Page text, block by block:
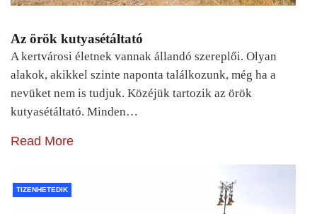
Az örök kutyasétáltató
A kertvárosi életnek vannak állandó szereplői. Olyan
alakok, akikkel szinte naponta találkozunk, még ha a
nevüket nem is tudjuk. Közéjük tartozik az örök
kutyasétáltató. Minden…
Read More
TIZENHETEDIK